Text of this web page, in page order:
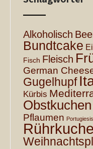
Alkoholisch
Bundtcake
Fisch Fleisch
German
Gugelhupf
Kürbis
Obstkuchen
Pflaumen